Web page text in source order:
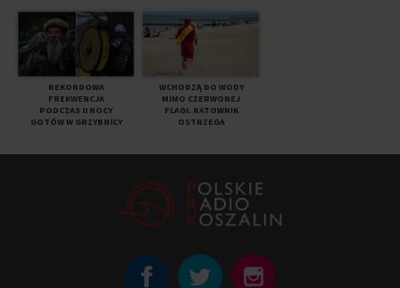
REKORDOWA
FREKWENCJA
PODCZAS II NOCY
GOTÓW W GRZYBNICY
WCHODZĄ DO WODY
MIMO CZERWONEJ
FLAGI. RATOWNIK
OSTRZEGA